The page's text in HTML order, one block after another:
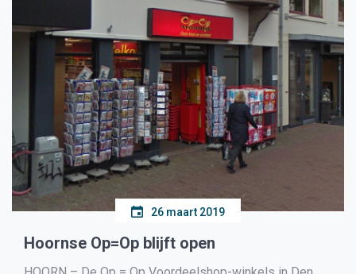
26 maart 2019
Hoornse Op=Op blijft open